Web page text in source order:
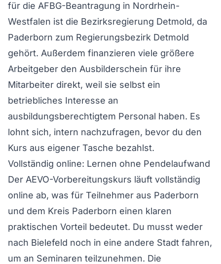
für die AFBG-Beantragung in Nordrhein-
Westfalen ist die Bezirksregierung Detmold, da
Paderborn zum Regierungsbezirk Detmold
gehört. Außerdem finanzieren viele größere
Arbeitgeber den Ausbilderschein für ihre
Mitarbeiter direkt, weil sie selbst ein
betriebliches Interesse an
ausbildungsberechtigtem Personal haben. Es
lohnt sich, intern nachzufragen, bevor du den
Kurs aus eigener Tasche bezahlst.
Vollständig online: Lernen ohne Pendelaufwand
Der AEVO-Vorbereitungskurs läuft vollständig
online ab, was für Teilnehmer aus Paderborn
und dem Kreis Paderborn einen klaren
praktischen Vorteil bedeutet. Du musst weder
nach Bielefeld noch in eine andere Stadt fahren,
um an Seminaren teilzunehmen. Die